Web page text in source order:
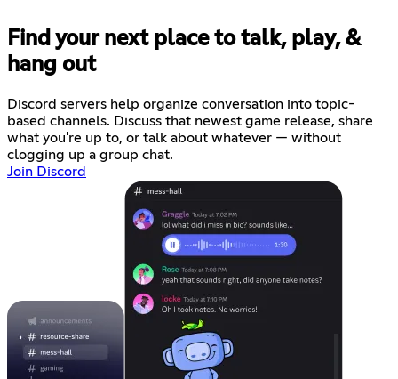
Find your next place to talk, play, &
hang out
Discord servers help organize conversation into topic-
based channels. Discuss that newest game release, share
what you're up to, or talk about whatever — without
clogging up a group chat.
Join Discord